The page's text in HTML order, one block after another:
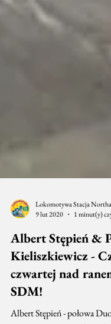
9 lut 2020
1 minut(y)
Albert Stępień &
Kieliszkiewicz -
czwartej nad
SDM!